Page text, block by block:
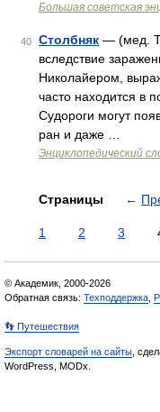
Большая советская
40 Столбняк — (мед.
вследствие
Николайером,
часто находится в
Судороги могут
ран и даже …
Энциклопедический
Страницы ←
1 2 3
© Академик, 2000-2026
Обратная связь: Техподдержка
👣 Путешествия
Экспорт словарей на сайты ,
WordPress, MODx.